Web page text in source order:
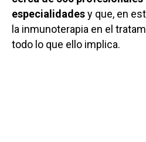
especialidadesy que, en
la inmunoterapia en el
todo lo que ello implica.